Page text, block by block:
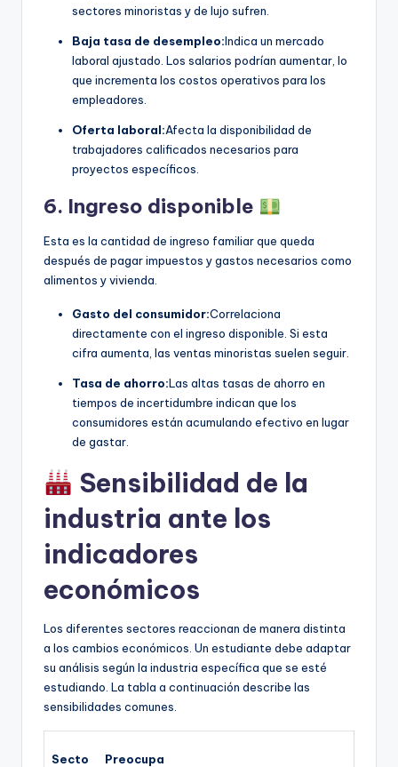
sectores minoristas y de lujo sufren.
Baja tasa de desempleo:Indica un mercado
laboral ajustado. Los salarios podrían aumentar, lo
que incrementa los costos operativos para los
empleadores.
Oferta laboral:Afecta la disponibilidad de
trabajadores calificados necesarios para
proyectos específicos.
6. Ingreso disponible
Esta es la cantidad de ingreso familiar que queda
después de pagar impuestos y gastos necesarios como
alimentos y vivienda.
Gasto del consumidor:Correlaciona
directamente con el ingreso disponible. Si esta
cifra aumenta, las ventas minoristas suelen seguir.
Tasa de ahorro:Las altas tasas de ahorro en
tiempos de incertidumbre indican que los
consumidores están acumulando efectivo en lugar
de gastar.
Sensibilidad de la
industria ante los
indicadores
económicos
Los diferentes sectores reaccionan de manera distinta
a los cambios económicos. Un estudiante debe adaptar
su análisis según la industria específica que se esté
estudiando. La tabla a continuación describe las
sensibilidades comunes.
Secto
Preocupa